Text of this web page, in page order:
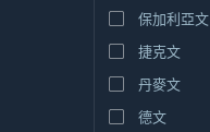
保加利亞文
捷克文
丹麥文
德文